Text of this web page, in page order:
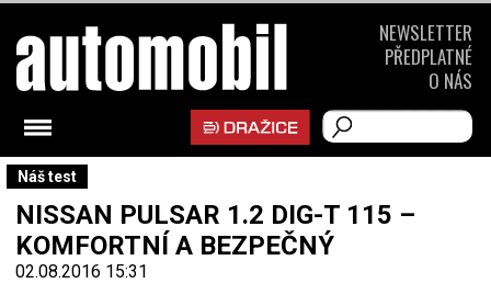
Náš test
NISSAN PULSAR 1.2 DIG-T 115 –
KOMFORTNÍ A BEZPEČNÝ
02.08.2016 15:31
NEWSLETTER
PŘEDPLATNÉ
O NÁS